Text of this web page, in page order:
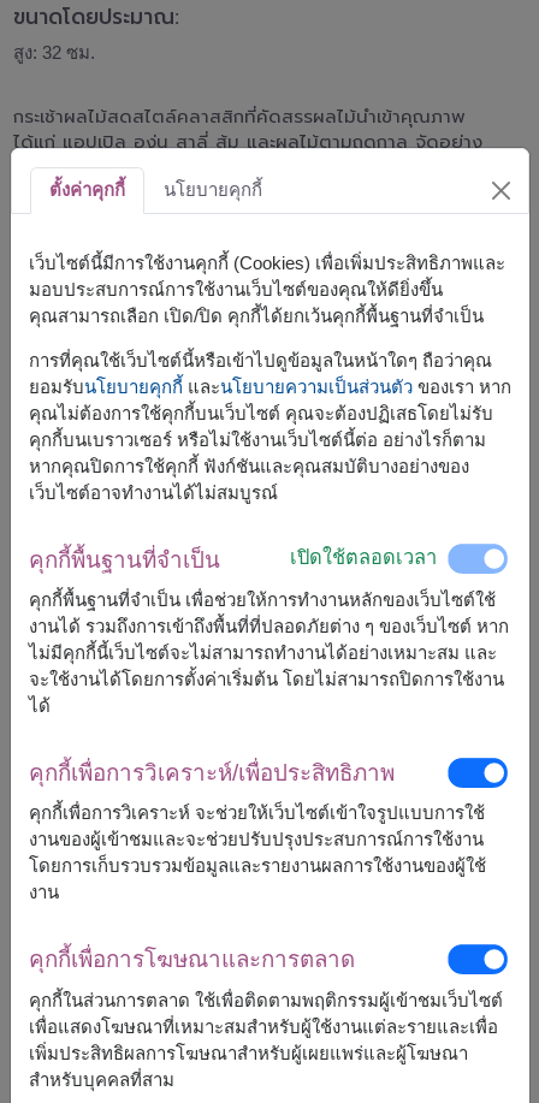
ขนาดโดยประมาณ:
สูง: 32 ซม.
กระเช้าผลไม้สดสไตล์คลาสสิกที่คัดสรรผลไม้นำเข้าคุณภาพ
ได้แก่ แอปเปิล องุ่น สาลี่ ส้ม และผลไม้ตามฤดูกาล จัดอย่าง
ประณีตในกระเช้าสาน เหมาะสำหรับเยี่ยมผู้ป่วย ของขวัญวัน
เกิด มอบให้ผู้ใหญ่ และทุกโอกาสที่ต้องการส่งต่อสุขภาพและ
ความห่วงใย
กระเช้านี้ประกอบด้วย :
ผลไม้สดตามฤดูกาล
จัดส่งได้เร็วสุดศ., 14 ส.ค. 2026
แต่สามารถกำหนดวันได้
ราคาตามพื้นที่จัดส่ง
เริ่มต้นที่ ฿2,390
ฟรีจัดส่ง + ฟรีการ์ดเขียนข้อความ
หมายเหตุ:
ตระกร้า/แพ็กเกจ อาจจะแตกต่างจากรูปบ้าง
ถ้าสินค้าบางชนิดไม่สามารถหามาได้ในฤดูกาลนั้นๆ
เราจะทำการเปลี่ยนสินค้าที่คล้ายกันที่มีราคาเท่ากัน
หรือมากกว่า
จัดส่งได้
ทั่วประเทศ
ตั้งค่าคุกกี้ นโยบายคุกกี้
เว็บไซต์นี้มีการใช้งานคุกกี้ (Cookies) เพื่อเพิ่มประสิทธิภาพและ
มอบประสบการณ์การใช้งานเว็บไซต์ของคุณให้ดียิ่งขึ้น
คุณสามารถเลือก เปิด/ปิด คุกกี้ได้ยกเว้นคุกกี้พื้นฐานที่จำเป็น
การที่คุณใช้เว็บไซต์นี้หรือเข้าไปดูข้อมูลในหน้าใดๆ ถือว่าคุณ
ยอมรับนโยบายคุกกี้ และนโยบายความเป็นส่วนตัวของเรา หาก
คุณไม่ต้องการใช้คุกกี้บนเว็บไซต์ คุณจะต้องปฏิเสธโดยไม่รับ
คุกกี้บนเบราวเซอร์ หรือไม่ใช้งานเว็บไซต์นี้ต่อ อย่างไรก็ตาม
หากคุณปิดการใช้คุกกี้ ฟังก์ชันและคุณสมบัติบางอย่างของ
เว็บไซต์อาจทำงานได้ไม่สมบูรณ์
คุกกี้พื้นฐานที่จำเป็น เปิดใช้ตลอดเวลา
คุกกี้พื้นฐานที่จำเป็น เพื่อช่วยให้การทำงานหลักของเว็บไซต์ใช้
งานได้ รวมถึงการเข้าถึงพื้นที่ที่ปลอดภัยต่าง ๆ ของเว็บไซต์ หาก
ไม่มีคุกกี้นี้เว็บไซต์จะไม่สามารถทำงานได้อย่างเหมาะสม และ
จะใช้งานได้โดยการตั้งค่าเริ่มต้น โดยไม่สามารถปิดการใช้งาน
ได้
คุกกี้เพื่อการวิเคราะห์/เพื่อประสิทธิภาพ
คุกกี้เพื่อการวิเคราะห์ จะช่วยให้เว็บไซต์เข้าใจรูปแบบการใช้
งานของผู้เข้าชมและจะช่วยปรับปรุงประสบการณ์การใช้งาน
โดยการเก็บรวบรวมข้อมูลและรายงานผลการใช้งานของผู้ใช้
งาน
คุกกี้เพื่อการโฆษณาและการตลาด
คุกกี้ในส่วนการตลาด ใช้เพื่อติดตามพฤติกรรมผู้เข้าชมเว็บไซต์
เพื่อแสดงโฆษณาที่เหมาะสมสำหรับผู้ใช้งานแต่ละรายและเพื่อ
เพิ่มประสิทธิผลการโฆษณาสำหรับผู้เผยแพร่และผู้โฆษณา
สำหรับบุคคลที่สาม